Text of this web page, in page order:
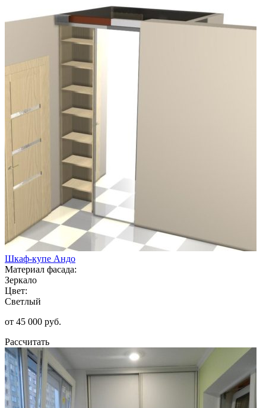
Шкаф-купе Андо
Материал фасада:
Зеркало
Цвет:
Светлый
от 45 000 руб.
Рассчитать